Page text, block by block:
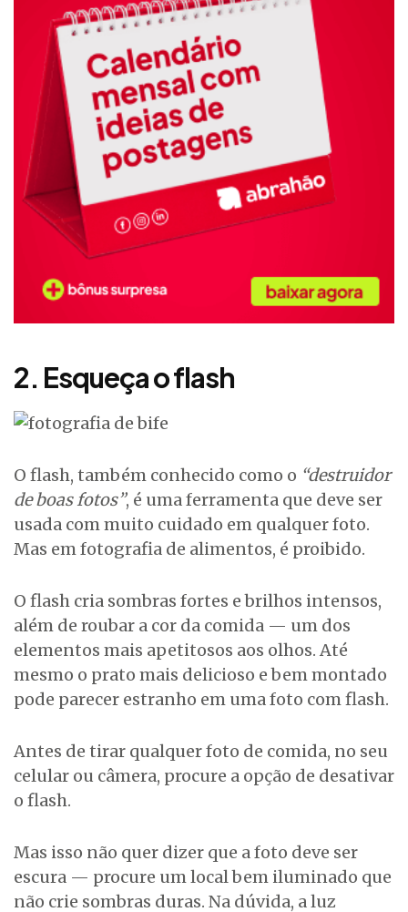
2. Esqueça o flash
O flash, também conhecido como o “destruidor
de boas fotos”, é uma ferramenta que deve ser
usada com muito cuidado em qualquer foto.
Mas em fotografia de alimentos, é proibido.
O flash cria sombras fortes e brilhos intensos,
além de roubar a cor da comida — um dos
elementos mais apetitosos aos olhos. Até
mesmo o prato mais delicioso e bem montado
pode parecer estranho em uma foto com flash.
Antes de tirar qualquer foto de comida, no seu
celular ou câmera, procure a opção de desativar
o flash.
Mas isso não quer dizer que a foto deve ser
escura — procure um local bem iluminado que
não crie sombras duras. Na dúvida, a luz